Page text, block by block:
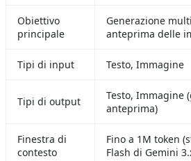
Obiettivo
principale
Generazione
anteprima delle
Tipi di input Testo, Immagine
Tipi di output
Testo, Immagine
anteprima)
Finestra di
contesto
Fino a 1M token
Flash di Gemini